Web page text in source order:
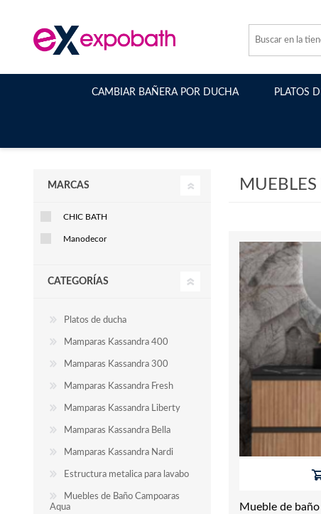
CAMBIAR BAÑERA POR DUCHA PLATOS
Mueble de
MARCAS
CHIC BATH
Manodecor
CATEGORÍAS
Platos de ducha
Mamparas Kassandra 400
Mamparas Kassandra 300
Mamparas Kassandra Fresh
Mamparas Kassandra Liberty
Mamparas Kassandra Bella
Mamparas Kassandra Nardi
Estructura metalica para lavabo
Muebles de Baño Campoaras
Aqua